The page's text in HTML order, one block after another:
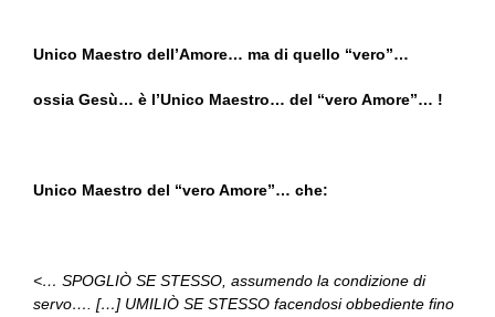
Unico Maestro dell’Amore… ma di quello “vero”…
ossia Gesù… è l’Unico Maestro… del “vero Amore”… !
Unico Maestro del “vero Amore”… che:
<… SPOGLIÒ SE STESSO, assumendo la condizione di
servo…. […] UMILIÒ SE STESSO facendosi obbediente fino